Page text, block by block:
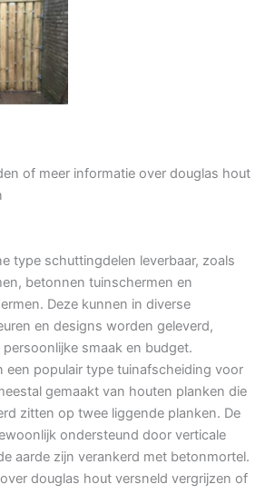
of meer informatie over douglas hout
type schuttingdelen leverbaar, zoals
betonnen tuinschermen en
Deze kunnen in diverse
en designs worden geleverd,
smaak en budget.
een populair type tuinafscheiding voor
gemaakt van houten planken die
zitten op twee liggende planken. De
ondersteund door verticale
aarde zijn verankerd met betonmortel.
douglas hout versneld vergrijzen of